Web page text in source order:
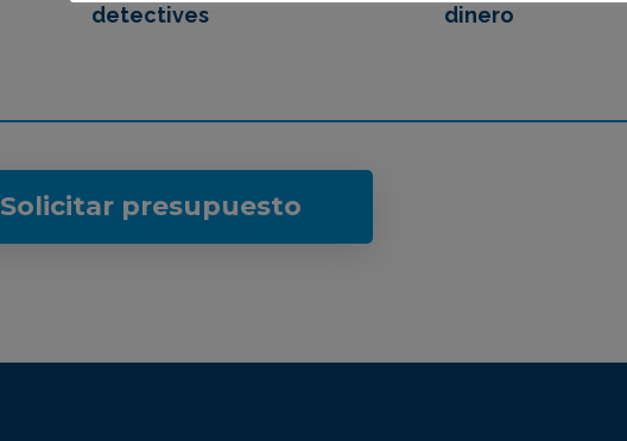
detectives
dinero
Solicitar presupuesto